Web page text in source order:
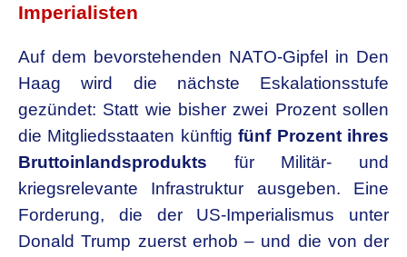
Imperialisten
Auf dem bevorstehenden NATO-Gipfel in Den
Haag wird die nächste Eskalationsstufe
gezündet: Statt wie bisher zwei Prozent sollen
die Mitgliedsstaaten künftigfünf Prozent ihres
Bruttoinlandsprodukts für Militär- und
kriegsrelevante Infrastruktur ausgeben. Eine
Forderung, die der US-Imperialismus unter
Donald Trump zuerst erhob – und die von der